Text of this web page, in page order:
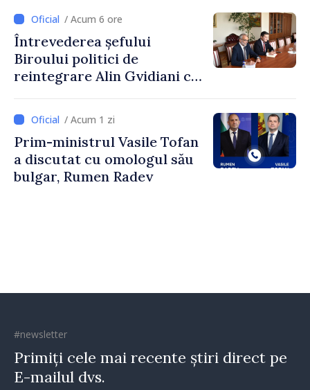
Ambasadoarea Suediei,
Petra Lärke/ Acum 6 ore
Întrevederea șefului
Biroului politici de
reintegrare Alin Gvidiani cu
Comitetului Internațional al
Crucii Roșii în Moldova
/ Acum 1 zi
Prim-ministrul Vasile Tofan
a discutat cu omologul său
bulgar, Rumen Radev
#newsletter
Primiți cele mai recente știri direct pe
E-mailul dvs.